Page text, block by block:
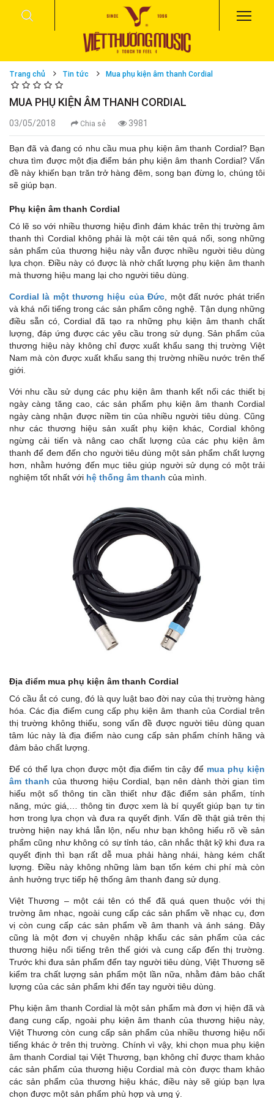
Trang chủ Tin tức Mua phụ kiện âm thanh Cordial
MUA PHỤ KIỆN ÂM THANH CORDIAL
03/05/2018 Chia sẻ 3981
Bạn đã và đang có nhu cầu mua phụ kiện âm thanh Cordial? Bạn
chưa tìm được một địa điểm bán phụ kiện âm thanh Cordial? Vấn
đề này khiến bạn trăn trở hàng đêm, song bạn đừng lo, chúng tôi
sẽ giúp bạn.
Phụ kiện âm thanh Cordial
Có lẽ so với nhiều thương hiệu đình đám khác trên thị trường âm
thanh thì Cordial không phải là một cái tên quá nổi, song những
sản phẩm của thương hiệu này vẫn được nhiều người tiêu dùng
lựa chọn. Điều này có được là nhờ chất lượng phụ kiện âm thanh
mà thương hiệu mang lại cho người tiêu dùng.
Cordial là một thương hiệu của Đức, một đất nước phát triển
và khá nổi tiếng trong các sản phẩm công nghệ. Tận dụng những
điều sẵn có, Cordial đã tạo ra những phụ kiện âm thanh chất
lượng, đáp ứng được các yêu cầu trong sử dụng. Sản phẩm của
thương hiệu này không chỉ được xuất khẩu sang thị trường Việt
Nam mà còn được xuất khẩu sang thị trường nhiều nước trên thế
giới.
Với nhu cầu sử dụng các phụ kiện âm thanh kết nối các thiết bị
ngày càng tăng cao, các sản phẩm phụ kiện âm thanh Cordial
ngày càng nhận được niềm tin của nhiều người tiêu dùng. Cũng
như các thương hiệu sản xuất phụ kiện khác, Cordial không
ngừng cải tiến và nâng cao chất lượng của các phụ kiện âm
thanh để đem đến cho người tiêu dùng một sản phẩm chất lượng
hơn, nhằm hướng đến mục tiêu giúp người sử dụng có một trải
nghiệm tốt nhất với hệ thống âm thanh của mình.
Địa điểm mua phụ kiện âm thanh Cordial
Có cầu ắt có cung, đó là quy luật bao đời nay của thị trường hàng
hóa. Các địa điểm cung cấp phụ kiện âm thanh của Cordial trên
thị trường không thiếu, song vấn đề được người tiêu dùng quan
tâm lúc này là địa điểm nào cung cấp sản phẩm chính hãng và
đảm bảo chất lượng.
Để có thể lựa chọn được một địa điểm tin cậy để mua phụ kiện
âm thanh của thương hiệu Cordial, bạn nên dành thời gian tìm
hiểu một số thông tin cần thiết như đặc điểm sản phẩm, tính
năng, mức giá,… thông tin được xem là bí quyết giúp bạn tự tin
hơn trong lựa chọn và đưa ra quyết định. Vấn đề thật giả trên thị
trường hiện nay khá lẫn lộn, nếu như bạn không hiểu rõ về sản
phẩm cũng như không có sự tỉnh táo, cân nhắc thật kỹ khi đưa ra
quyết định thì bạn rất dễ mua phải hàng nhái, hàng kém chất
lượng. Điều này không những làm bạn tốn kém chi phí mà còn
ảnh hưởng trực tiếp hệ thống âm thanh đang sử dụng.
Việt Thương – một cái tên có thể đã quá quen thuộc với thị
trường âm nhạc, ngoài cung cấp các sản phẩm về nhạc cụ, đơn
vị còn cung cấp các sản phẩm về âm thanh và ánh sáng. Đây
cũng là một đơn vị chuyên nhập khẩu các sản phẩm của các
thương hiệu nổi tiếng trên thế giới và cung cấp đến thị trường.
Trước khi đưa sản phẩm đến tay người tiêu dùng, Việt Thương sẽ
kiểm tra chất lượng sản phẩm một lần nữa, nhằm đảm bảo chất
lượng của các sản phẩm khi đến tay người tiêu dùng.
Phụ kiện âm thanh Cordial là một sản phẩm mà đơn vị hiện đã và
đang cung cấp, ngoài phụ kiện âm thanh của thương hiệu này,
Việt Thương còn cung cấp sản phẩm của nhiều thương hiệu nổi
tiếng khác ở trên thị trường. Chính vì vậy, khi chọn mua phụ kiện
âm thanh Cordial tại Việt Thương, bạn không chỉ được tham khảo
các sản phẩm của thương hiệu Cordial mà còn được tham khảo
các sản phẩm của thương hiệu khác, điều này sẽ giúp bạn lựa
chọn được một sản phẩm phù hợp và ưng ý.